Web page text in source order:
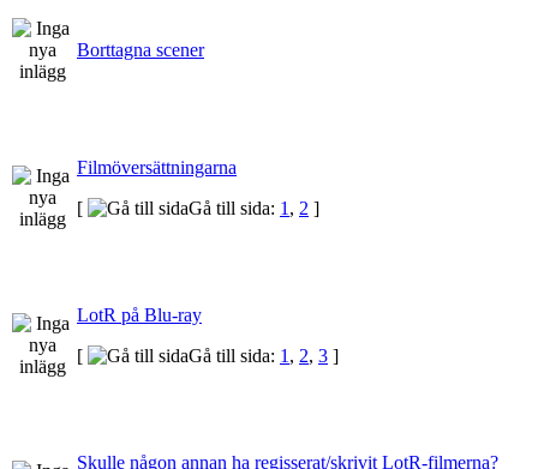
Borttagna scener
Filmöversättningarna
[
Gå till sida: 1 , 2 ]
LotR på Blu-ray
[
Gå till sida: 1 , 2, 3 ]
Skulle någon annan ha regisserat/skrivit LotR-filmerna?